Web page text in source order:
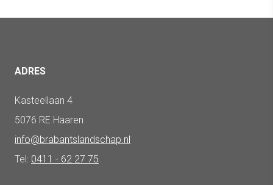
ADRES
Kasteellaan 4
5076 RE Haaren
info@brabantslandschap.nl
Tel: 0411 - 62 27 75